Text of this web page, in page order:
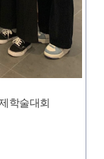
학술대회